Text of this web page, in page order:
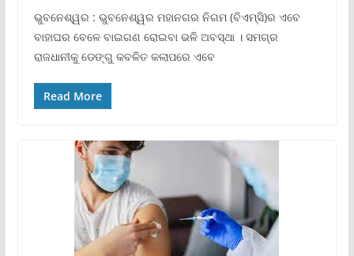
ଭୁବନେଶ୍ୱର : ଭୁବନେଶ୍ୱର ମହାନଗର ନିଗମ (ବିଏମ୍‍ସି)ର ଏବେ
ବାହାଘର ବେଳେ ବାଇଗଣ ରୋଇବା ଭଳି ଅବସ୍ଥା । ସମଗ୍ର
ରାଜଧାନୀକୁ ଡେଙ୍ଗୁ କବଳିତ କଲାପରେ ଏବେ
Read More